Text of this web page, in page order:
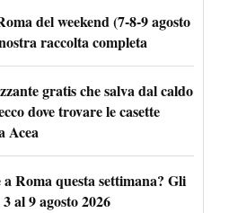
del weekend (7-8-9 agosto
raccolta completa
gratis che salva dal caldo
dove trovare le casette
Acea
Roma questa settimana? Gli
al 9 agosto 2026